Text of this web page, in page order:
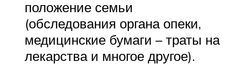
положение семьи
(обследования органа опеки,
медицинские бумаги – траты на
лекарства и многое другое).